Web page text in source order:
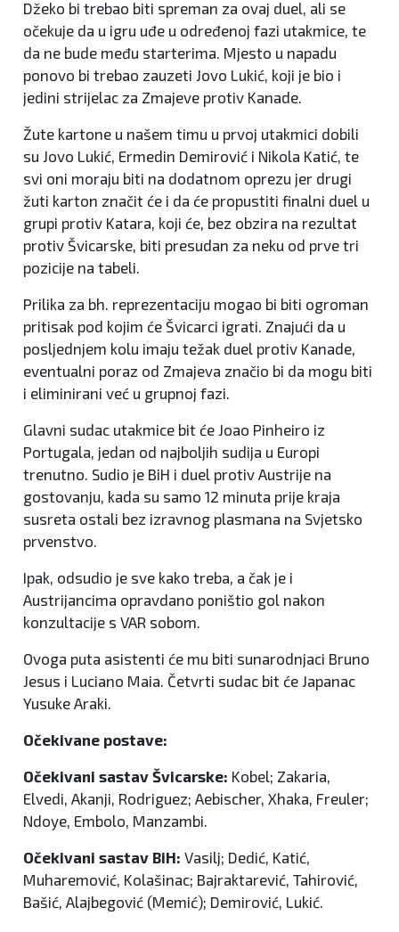
Džeko bi trebao biti spreman za ovaj duel, ali se
očekuje da u igru uđe u određenoj fazi utakmice, te
da ne bude među starterima. Mjesto u napadu
ponovo bi trebao zauzeti Jovo Lukić, koji je bio i
jedini strijelac za Zmajeve protiv Kanade.
Žute kartone u našem timu u prvoj utakmici dobili
su Jovo Lukić, Ermedin Demirović i Nikola Katić, te
svi oni moraju biti na dodatnom oprezu jer drugi
žuti karton značit će i da će propustiti finalni duel u
grupi protiv Katara, koji će, bez obzira na rezultat
protiv Švicarske, biti presudan za neku od prve tri
pozicije na tabeli.
Prilika za bh. reprezentaciju mogao bi biti ogroman
pritisak pod kojim će Švicarci igrati. Znajući da u
posljednjem kolu imaju težak duel protiv Kanade,
eventualni poraz od Zmajeva značio bi da mogu biti
i eliminirani već u grupnoj fazi.
Glavni sudac utakmice bit će Joao Pinheiro iz
Portugala, jedan od najboljih sudija u Europi
trenutno. Sudio je BiH i duel protiv Austrije na
gostovanju, kada su samo 12 minuta prije kraja
susreta ostali bez izravnog plasmana na Svjetsko
prvenstvo.
Ipak, odsudio je sve kako treba, a čak je i
Austrijancima opravdano poništio gol nakon
konzultacije s VAR sobom.
Ovoga puta asistenti će mu biti sunarodnjaci Bruno
Jesus i Luciano Maia. Četvrti sudac bit će Japanac
Yusuke Araki.
Očekivane postave:
Očekivani sastav Švicarske: Kobel; Zakaria,
Elvedi, Akanji, Rodriguez; Aebischer, Xhaka, Freuler;
Ndoye, Embolo, Manzambi.
Očekivani sastav BiH: Vasilj; Dedić, Katić,
Muharemović, Kolašinac; Bajraktarević, Tahirović,
Bašić, Alajbegović (Memić); Demirović, Lukić.